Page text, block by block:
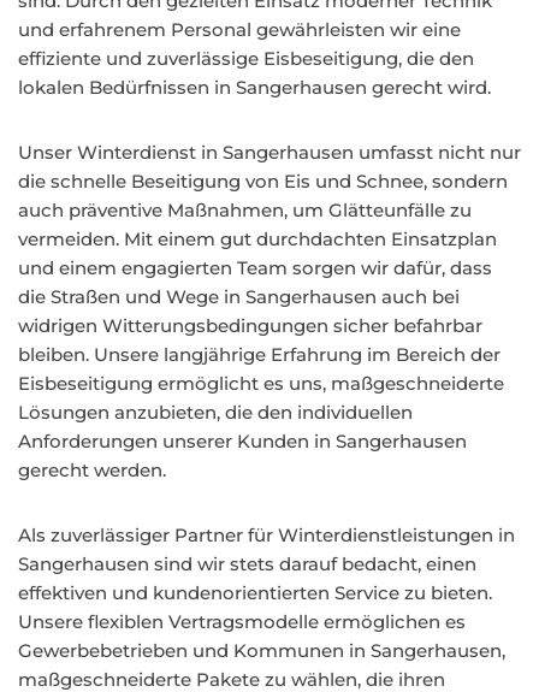
und erfahrenem Personal gewährleisten wir eine
effiziente und zuverlässige Eisbeseitigung, die den
lokalen Bedürfnissen in Sangerhausen gerecht wird.
Unser Winterdienst in Sangerhausen umfasst nicht nur
die schnelle Beseitigung von Eis und Schnee, sondern
auch präventive Maßnahmen, um Glätteunfälle zu
vermeiden. Mit einem gut durchdachten Einsatzplan
und einem engagierten Team sorgen wir dafür, dass
die Straßen und Wege in Sangerhausen auch bei
widrigen Witterungsbedingungen sicher befahrbar
bleiben. Unsere langjährige Erfahrung im Bereich der
Eisbeseitigung ermöglicht es uns, maßgeschneiderte
Lösungen anzubieten, die den individuellen
Anforderungen unserer Kunden in Sangerhausen
gerecht werden.
Als zuverlässiger Partner für Winterdienstleistungen in
Sangerhausen sind wir stets darauf bedacht, einen
effektiven und kundenorientierten Service zu bieten.
Unsere flexiblen Vertragsmodelle ermöglichen es
Gewerbebetrieben und Kommunen in Sangerhausen,
maßgeschneiderte Pakete zu wählen, die ihren